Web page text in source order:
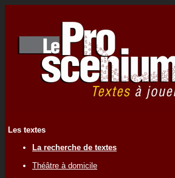
Les textes
La recherche de textes
Théâtre à domicile